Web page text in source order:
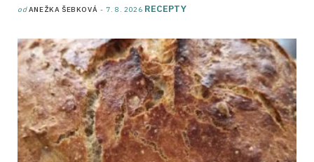
odANEŽKA ŠEBKOVÁ 7. 8. 2026 RECEPTY